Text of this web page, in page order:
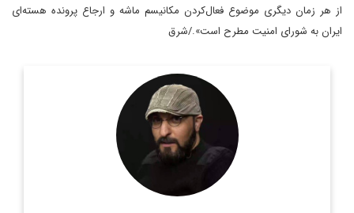
از هر زمان دیگری موضوع فعال‌کردن مکانیسم ماشه و ارجاع پرونده هسته‌ای
ایران به شورای امنیت مطرح است»./شرق
روزنامه نگار و کارشناس ارشد روزنامه نگاری سیاسی و عضو
تحریریه دیپلماسی ایرانی.
اطلاعات بیشتر